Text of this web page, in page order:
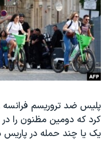
فرهنگ و زندگی
حقوق شهروندی
اقتصادی
علم و فناوری
گالری عکس
آرشیو پخش زنده
مستندها
انتخابات ریاست جمهوری آمریکا
حمله جمهوری اسلامی به
رمز مهسا
اعتراضات زن، زندگی، آزادی
مجموعه مستندهای دادخواهی
دنبال کنید
زبانهای مختلف
پلیس ضد تروریسم فرانسه
کرد که دومین مظنون را در
یک یا چند حمله در پاریس